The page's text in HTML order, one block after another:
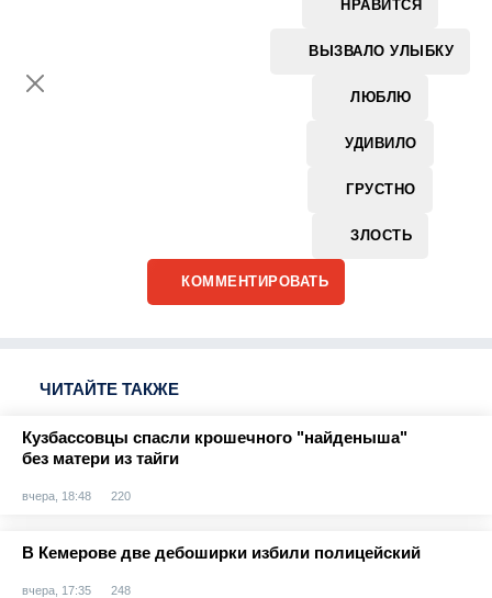
НРАВИТСЯ
ВЫЗВАЛО УЛЫБКУ
ЛЮБЛЮ
УДИВИЛО
ГРУСТНО
ЗЛОСТЬ
КОММЕНТИРОВАТЬ
ЧИТАЙТЕ ТАКЖЕ
Кузбассовцы спасли крошечного "найденыша"
без матери из тайги
вчера, 18:48 220
В Кемерове две дебоширки избили полицейский
вчера, 17:35 248